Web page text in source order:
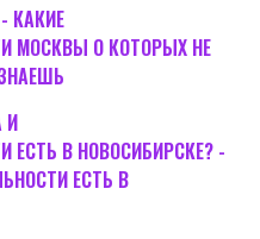
КАКИЕ
МОСКВЫ О КОТОРЫХ НЕ
И
ЕСТЬ В НОВОСИБИРСКЕ? -
ЕСТЬ В